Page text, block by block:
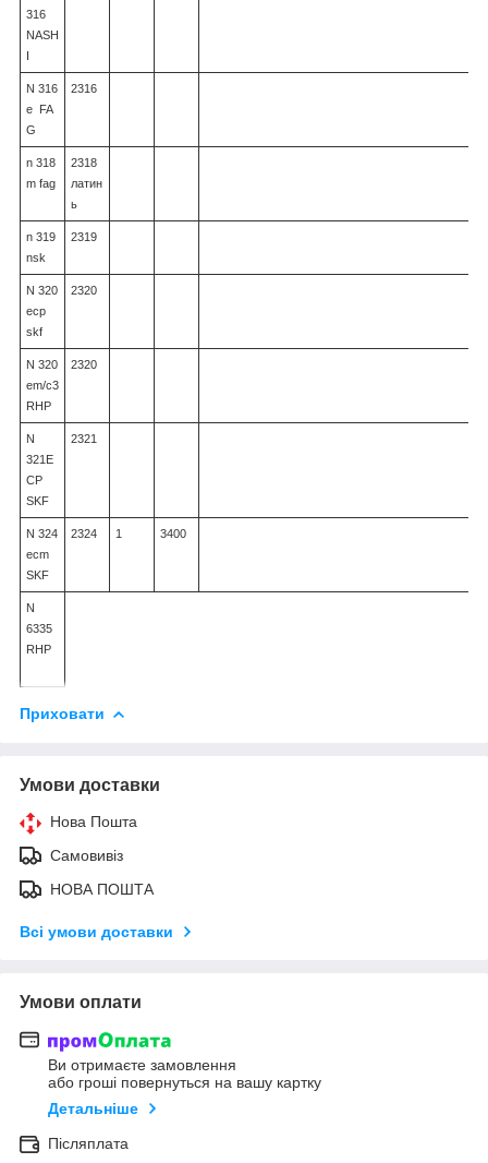
316
NASH
I
N 316
e FA
G
2316
n 318
m fag
2318
латин
ь
n 319
nsk
2319
N 320
ecp
skf
2320
N 320
em/c3
RHP
2320
N
321E
CP
SKF
2321
N 324
ecm
SKF
2324 1 3400
N
6335
RHP
Приховати
Умови доставки
Нова Пошта
Самовивіз
НОВА ПОШТА
Всі умови доставки
Умови оплати
Ви отримаєте замовлення
або гроші повернуться на вашу картку
Детальніше
Післяплата